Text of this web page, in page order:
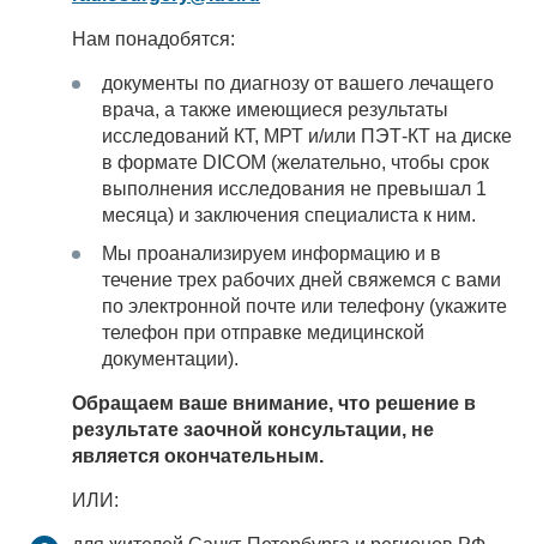
Нам понадобятся:
документы по диагнозу от вашего лечащего
врача, а также имеющиеся результаты
исследований КТ, МРТ и/или ПЭТ-КТ на диске
в формате DICOM (желательно, чтобы срок
выполнения исследования не превышал 1
месяца) и заключения специалиста к ним.
Мы проанализируем информацию и в
течение трех рабочих дней свяжемся с вами
по электронной почте или телефону (укажите
телефон при отправке медицинской
документации).
Обращаем ваше внимание, что решение в
результате заочной консультации, не
является окончательным.
ИЛИ: